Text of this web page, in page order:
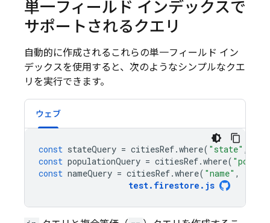
単一フィールド インデックスで
サポートされるクエリ
自動的に作成されるこれらの単一フィールド イン
デックスを使用すると、次のようなシンプルなクエ
リを実行できます。
ウェブ
const stateQuery = citiesRef.where( "state" ,
const populationQuery = citiesRef.where(
const nameQuery = citiesRef.where( "name" ,
test. firestore . js